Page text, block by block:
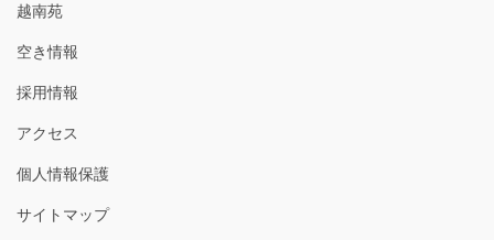
越南苑
空き情報
採用情報
アクセス
個人情報保護
サイトマップ